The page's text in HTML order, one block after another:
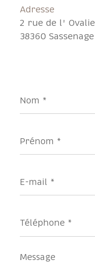
Adresse
2 rue de l' Ovalie
38360 Sassenage
*
*
mail
*
*
Message